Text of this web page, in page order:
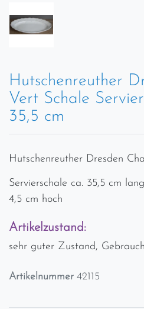
Hutschenreuther
Vert Schale
35,5 cm
Hutschenreuther Dresden
Servierschale ca. 35,5 cm
4,5 cm hoch
Artikelzustand:
sehr guter Zustand,
Artikelnummer 42115